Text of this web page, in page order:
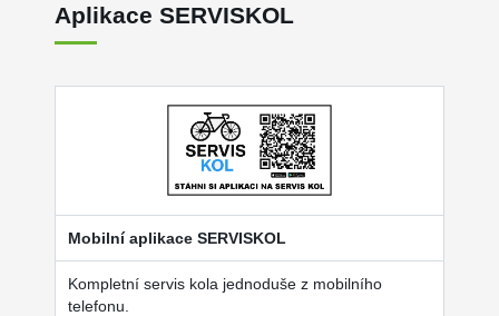
Aplikace SERVISKOL
Mobilní aplikace SERVISKOL
Kompletní servis kola jednoduše z mobilního
telefonu.